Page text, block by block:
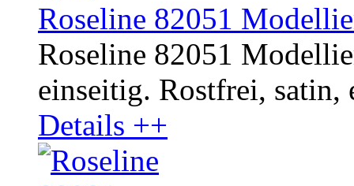
Roseline 82051
Roseline 82051
einseitig. Rostfrei,
Details ++